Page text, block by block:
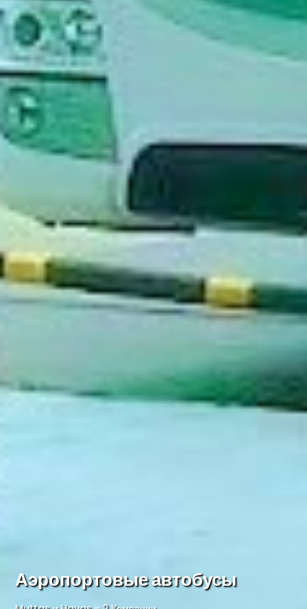
Аэропортовые автобусы